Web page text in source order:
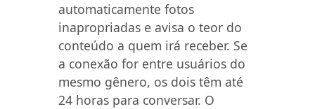
automaticamente fotos
inapropriadas e avisa o teor do
conteúdo a quem irá receber. Se
a conexão for entre usuários do
mesmo gênero, os dois têm até
24 horas para conversar. O